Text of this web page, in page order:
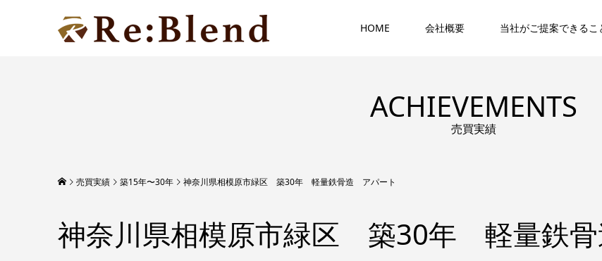
HOME 会社概要 当社がご提案できるこ
ACHIEVEMENTS
売買実績
売買実績 築15年〜30年 神奈川県相模原市緑区 築30年 軽量鉄骨造 アパート
神奈川県相模原市緑区 築30年 軽量鉄